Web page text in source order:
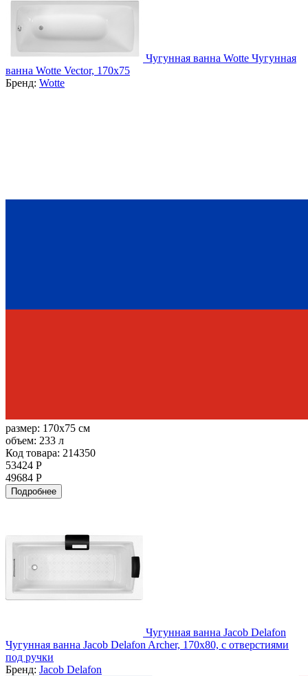
Чугунная ванна Wotte Чугунная
ванна Wotte Vector, 170x75
Бренд: Wotte
размер: 170x75 см
объем: 233 л
Код товара: 214350
53424 Р
49684 Р
Подробнее
Чугунная ванна Jacob Delafon
Чугунная ванна Jacob Delafon Archer, 170х80, с отверстиями
под ручки
Бренд: Jacob Delafon